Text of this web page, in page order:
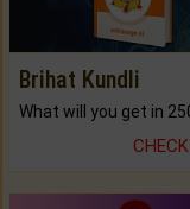
Brihat Kundli